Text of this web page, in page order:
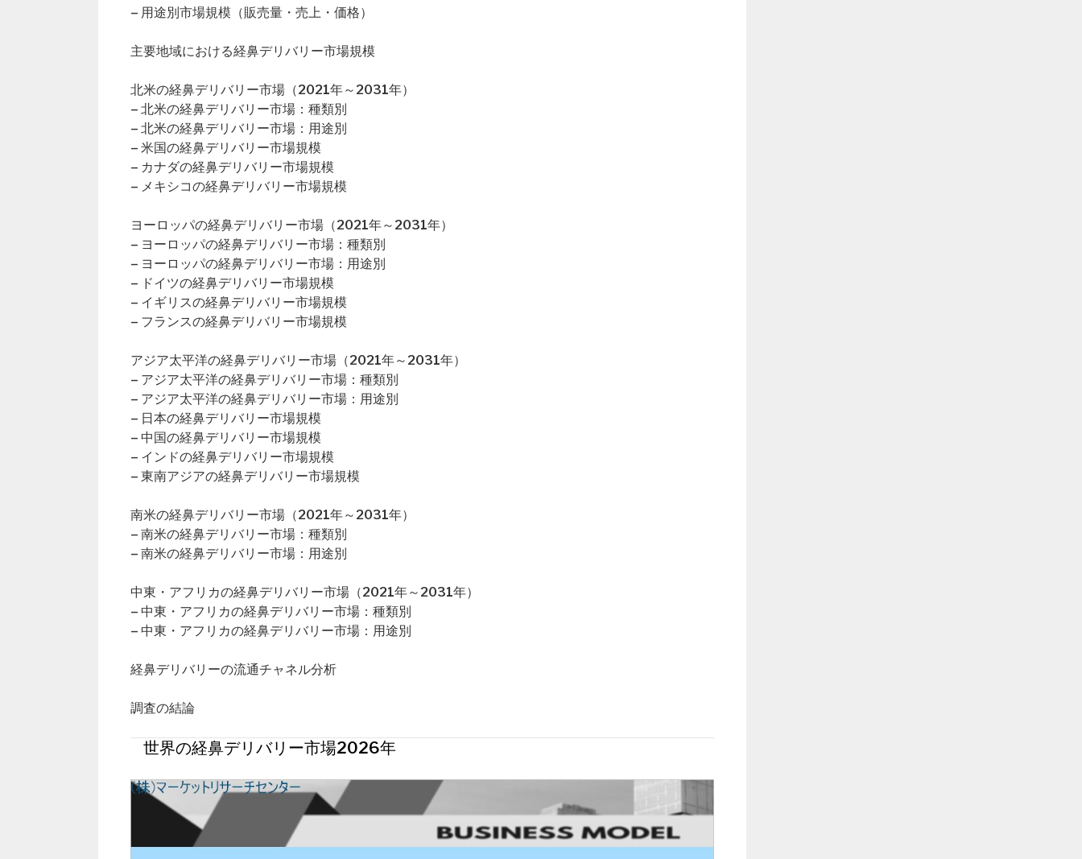
– 用途別市場規模（販売量・売上・価格）
主要地域における経鼻デリバリー市場規模
北米の経鼻デリバリー市場（2021年～2031年）
– 北米の経鼻デリバリー市場：種類別
– 北米の経鼻デリバリー市場：用途別
– 米国の経鼻デリバリー市場規模
– カナダの経鼻デリバリー市場規模
– メキシコの経鼻デリバリー市場規模
ヨーロッパの経鼻デリバリー市場（2021年～2031年）
– ヨーロッパの経鼻デリバリー市場：種類別
– ヨーロッパの経鼻デリバリー市場：用途別
– ドイツの経鼻デリバリー市場規模
– イギリスの経鼻デリバリー市場規模
– フランスの経鼻デリバリー市場規模
アジア太平洋の経鼻デリバリー市場（2021年～2031年）
– アジア太平洋の経鼻デリバリー市場：種類別
– アジア太平洋の経鼻デリバリー市場：用途別
– 日本の経鼻デリバリー市場規模
– 中国の経鼻デリバリー市場規模
– インドの経鼻デリバリー市場規模
– 東南アジアの経鼻デリバリー市場規模
南米の経鼻デリバリー市場（2021年～2031年）
– 南米の経鼻デリバリー市場：種類別
– 南米の経鼻デリバリー市場：用途別
中東・アフリカの経鼻デリバリー市場（2021年～2031年）
– 中東・アフリカの経鼻デリバリー市場：種類別
– 中東・アフリカの経鼻デリバリー市場：用途別
経鼻デリバリーの流通チャネル分析
調査の結論
世界の経鼻デリバリー市場2026年